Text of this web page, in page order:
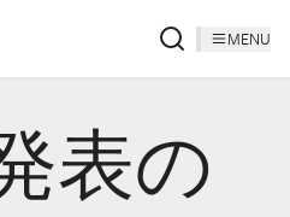
MENU
表の